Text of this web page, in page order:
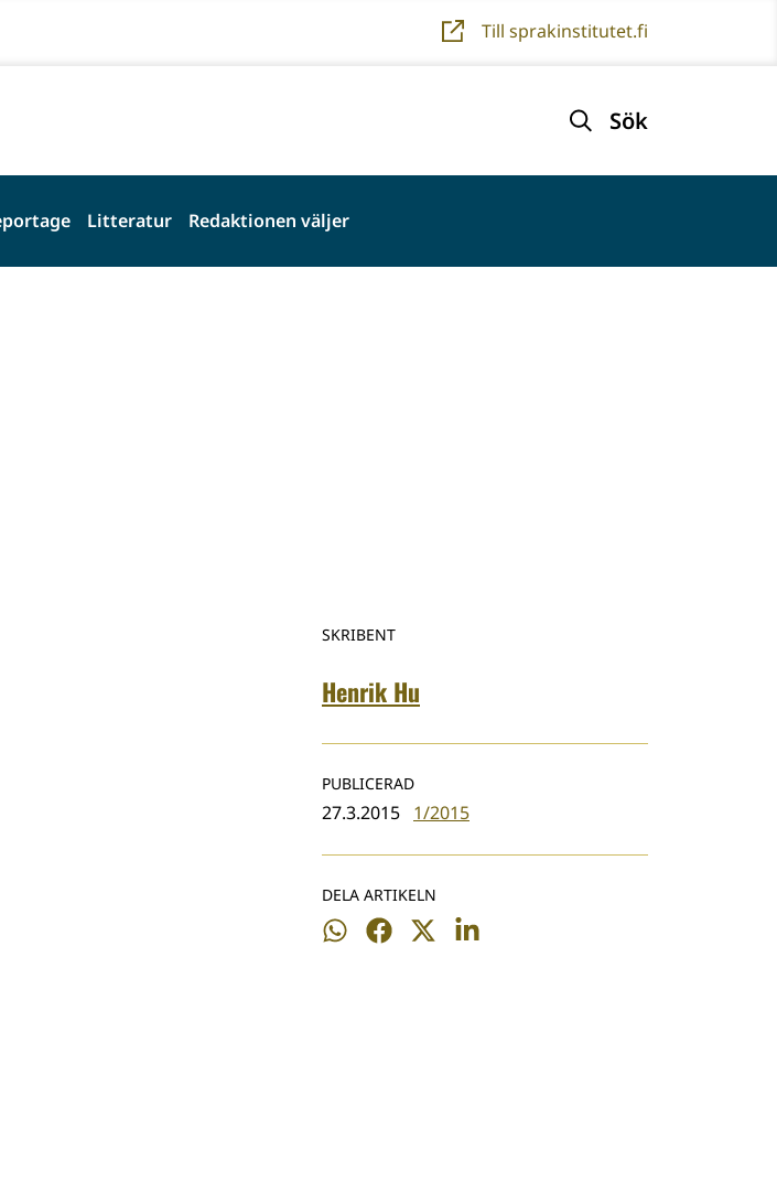
Till sprakinstitutet.fi
Sök
Litteratur Redaktionen väljer
SKRIBENT
Henrik Hu
PUBLICERAD
27.3.2015 1/2015
DELA ARTIKELN
Dela
Dela
Dela
Dela